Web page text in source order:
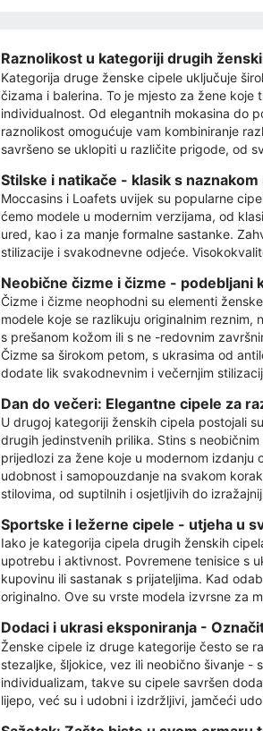
Raznolikost u kategoriji drugih
Kategorija druge ženske cipele uključuje
čizama i balerina. To je mjesto za žene
individualnost. Od elegantnih mokasina do
raznolikost omogućuje vam kombiniranje
savršeno se uklopiti u različite prigode, od
Stilske i natikače - klasik s
Moccasins i Loafets uvijek su popularne
ćemo modele u modernim verzijama, od
ured, kao i za manje formalne sastanke.
stilizacije i svakodnevne odjeće.
Neobične čizme i čizme - podebljani
Čizme i čizme neophodni su elementi
modele koje se razlikuju originalnim reznim,
s prešanom kožom ili s ne -redovnim
Čizme sa širokom petom, s ukrasima od
dodate lik svakodnevnim i večernjim
Dan do večeri: Elegantne cipele za
U drugoj kategoriji ženskih cipela postojali
drugih jedinstvenih prilika. Stins s
prijedlozi za žene koje u modernom izdanju
udobnost i samopouzdanje na svakom
stilovima, od suptilnih i osjetljivih do
Sportske i ležerne cipele - utjeha u
Iako je kategorija cipela drugih ženskih
upotrebu i aktivnost. Povremene tenisice s
kupovinu ili sastanak s prijateljima. Kad
originalno. Ove su vrste modela izvrsne za
Dodaci i ukrasi eksponiranja -
Ženske cipele iz druge kategorije često se
stezaljke, šljokice, vez ili neobično šivanje -
individualizam, takve su cipele savršen
lijepo, već su i udobni i izdržljivi, jamčeći